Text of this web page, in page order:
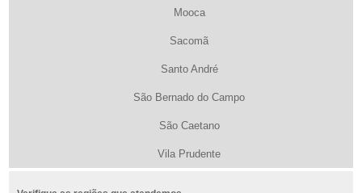
Mooca
Sacomã
Santo André
São Bernado do Campo
São Caetano
Vila Prudente